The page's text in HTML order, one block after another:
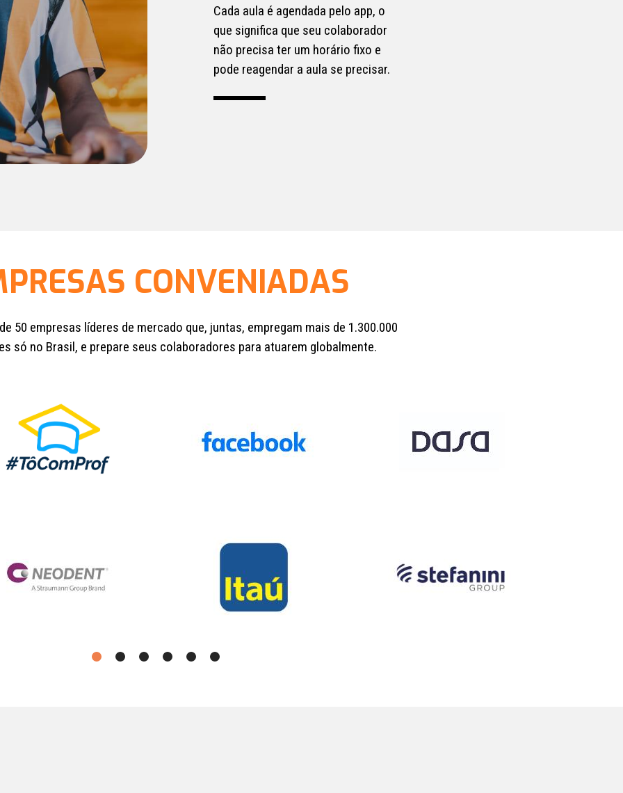
Cada aula é agendada pelo app, o
que significa que seu colaborador
não precisa ter um horário fixo e
pode reagendar a aula se precisar.
CONVENIADAS
50 empresas líderes de mercado que, juntas, empregam mais de 1.300.000
só no Brasil, e prepare seus colaboradores para atuarem globalmente.